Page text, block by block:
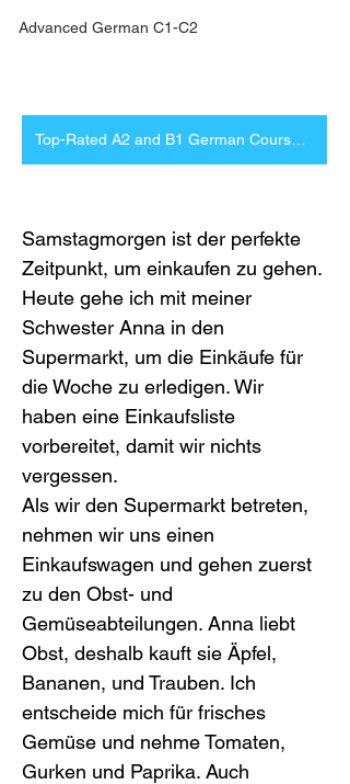
Advanced German C1-C2
Samstagmorgen ist der perfekte
Zeitpunkt, um einkaufen zu gehen.
Heute gehe ich mit meiner
Schwester Anna in den
Supermarkt, um die Einkäufe für
die Woche zu erledigen. Wir
haben eine Einkaufsliste
vorbereitet, damit wir nichts
vergessen.
Als wir den Supermarkt betreten,
nehmen wir uns einen
Einkaufswagen und gehen zuerst
zu den Obst- und
Gemüseabteilungen. Anna liebt
Obst, deshalb kauft sie Äpfel,
Bananen, und Trauben. Ich
entscheide mich für frisches
Gemüse und nehme Tomaten,
Gurken und Paprika. Auch